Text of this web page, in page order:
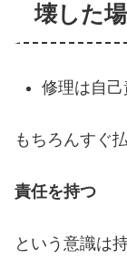
壊した
修理は自己
もちろんすぐ
責任を持つ
という意識は